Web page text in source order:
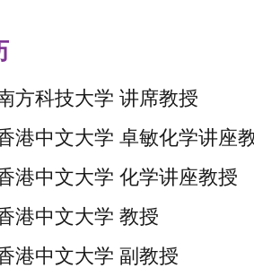
方科技大学 讲席教授
港中文大学 卓敏化学讲座
港中文大学 化学讲座教授
港中文大学 教授
港中文大学 副教授